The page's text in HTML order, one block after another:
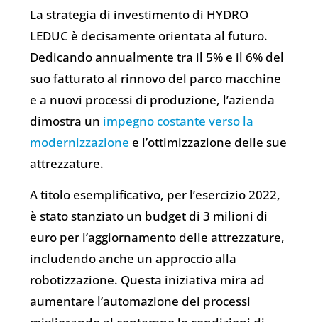
La strategia di investimento di HYDRO
LEDUC è decisamente orientata al futuro.
Dedicando annualmente tra il 5% e il 6% del
suo fatturato al rinnovo del parco macchine
e a nuovi processi di produzione, l’azienda
dimostra un impegno costante verso la
modernizzazione e l’ottimizzazione delle sue
attrezzature.
A titolo esemplificativo, per l’esercizio 2022,
è stato stanziato un budget di 3 milioni di
euro per l’aggiornamento delle attrezzature,
includendo anche un approccio alla
robotizzazione. Questa iniziativa mira ad
aumentare l’automazione dei processi